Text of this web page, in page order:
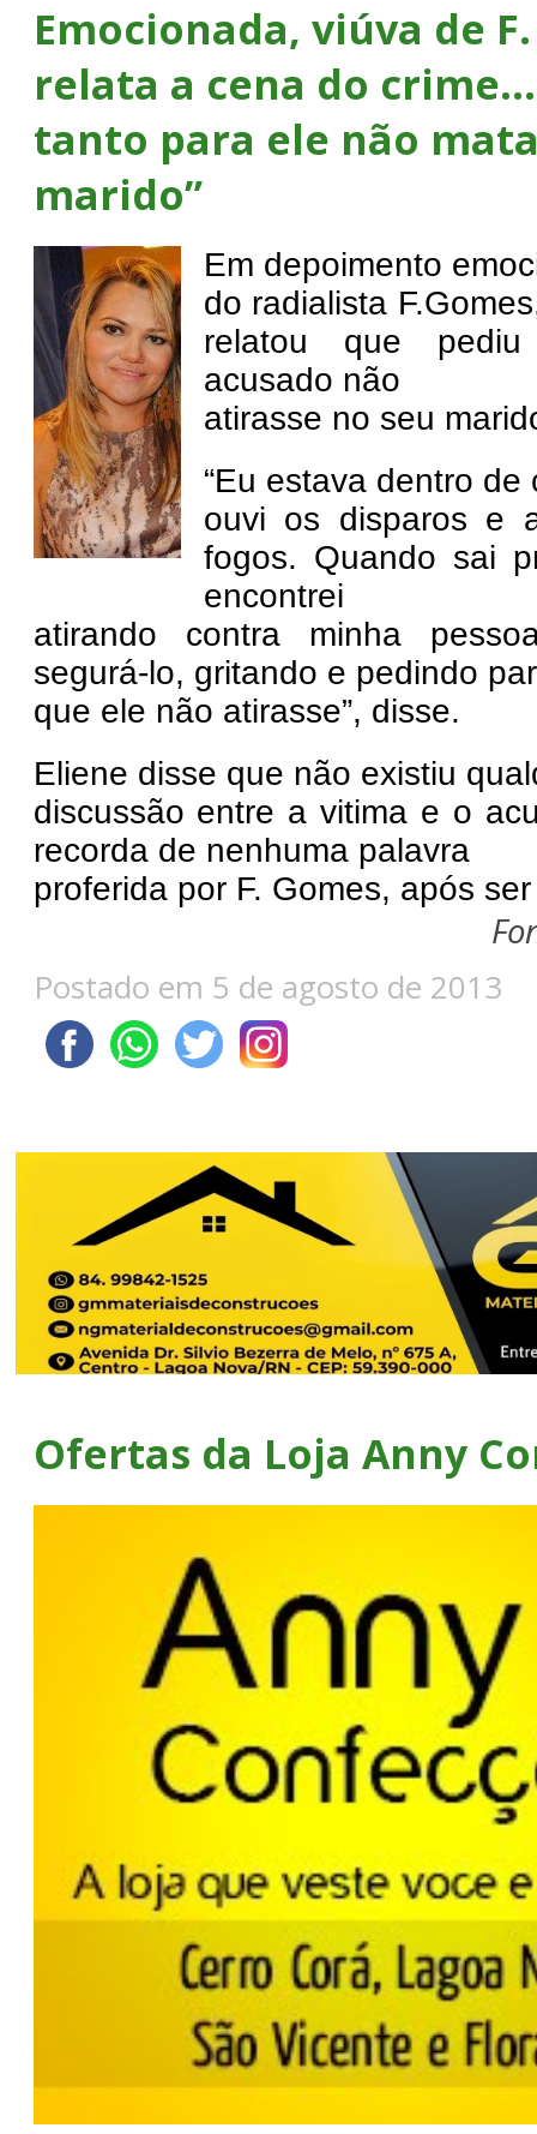
Emocionada, viúva de
relata a cena do
tanto para ele não
marido”
Em depoimento
do radialista
relatou que
acusado não
atirasse no seu
“Eu estava dentro de
ouvi os disparos e
fogos. Quando sai
encontrei
atirando contra minha
segurá-lo, gritando e pedindo
que ele não atirasse”, disse.
Eliene disse que não existiu
discussão entre a vitima e o
recorda de nenhuma palavra
proferida por F. Gomes, após
Postado em 5 de agosto de 2013
Ofertas da Loja Anny